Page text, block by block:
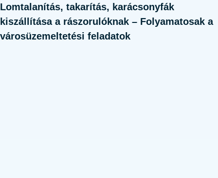
Lomtalanítás, takarítás, karácsonyfák
kiszállítása a rászorulóknak – Folyamatosak a
városüzemeltetési feladatok